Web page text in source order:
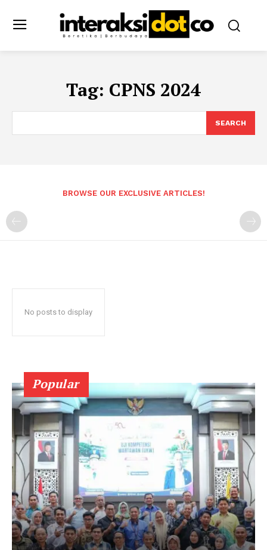
Tag: CPNS 2024
SEARCH
BROWSE OUR EXCLUSIVE ARTICLES!
No posts to display
Popular